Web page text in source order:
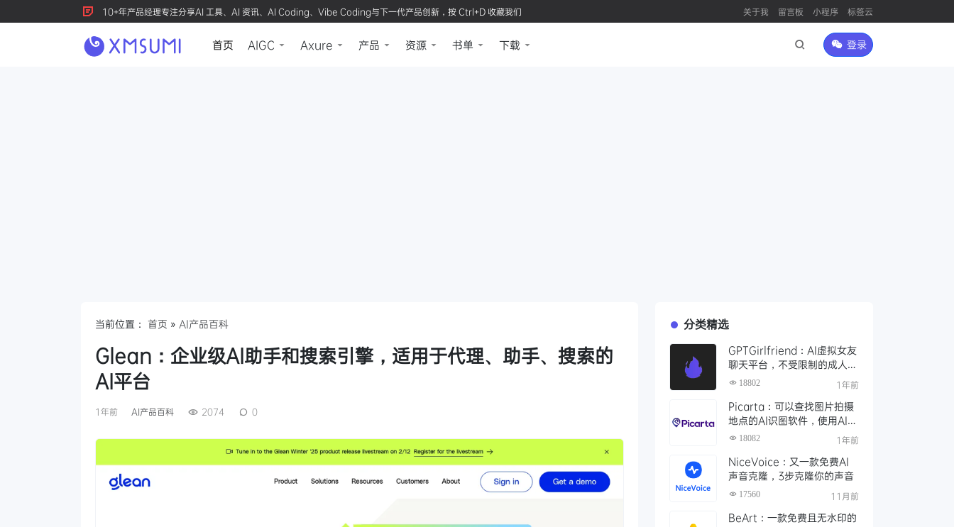
10+年产品经理专注分享AI 工具、AI 资讯、AI Coding、Vibe Coding与下一代产品创新，按 Ctrl+D 收藏我们 关于我 留言板 小程序 标签云
首页 AIGC Axure 产品 资源 书单 下载 登录
当前位置： 首页 » AI产品百科
Glean：企业级AI助手和搜索引擎，适用于代理、助手、搜索的
AI平台
1年前 AI产品百科 2074 0
分类精选
GPTGirlfriend：AI虚拟女友
聊天平台，不受限制的成人角
色扮演，AI女友进行成熟的对
18802 1年前
Picarta：可以查找图片拍摄
地点的AI识图软件，使用AI搜
索照片拍摄的精确位置
18082 1年前
NiceVoice：又一款免费AI
声音克隆，3步克隆你的声音
17560 11月前
BeArt：一款免费且无水印的